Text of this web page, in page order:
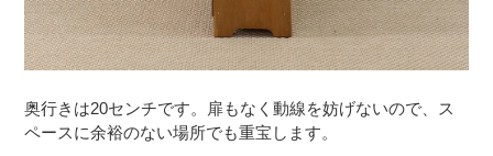
奥行きは20センチです。扉もなく動線を妨げないので、ス
ペースに余裕のない場所でも重宝します。